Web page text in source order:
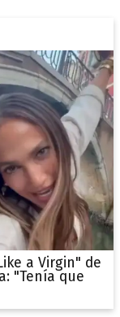
a Virgin" de
"Tenía que